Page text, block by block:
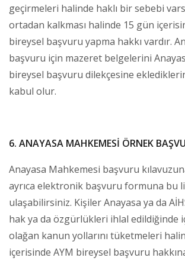
geçirmeleri halinde haklı bir sebebi
ortadan kalkması halinde 15 gün
bireysel başvuru yapma hakkı vardır.
başvuru için mazeret belgelerini
bireysel başvuru dilekçesine
kabul olur.
6. ANAYASA MAHKEMESİ ÖRNEK
Anayasa Mahkemesi başvuru
ayrıca elektronik başvuru formuna bu
ulaşabilirsiniz. Kişiler Anayasa ya da
hak ya da özgürlükleri ihlal edildiğinde
olağan kanun yollarını tüketmeleri
içerisinde AYM bireysel başvuru